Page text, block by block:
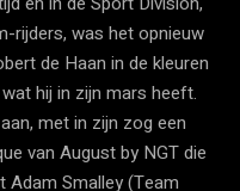
rijders, was het opnieuw
de Haan in de kleuren
hij in zijn mars heeft.
met in zijn zog een
van August by NGT die
Adam Smalley (Team